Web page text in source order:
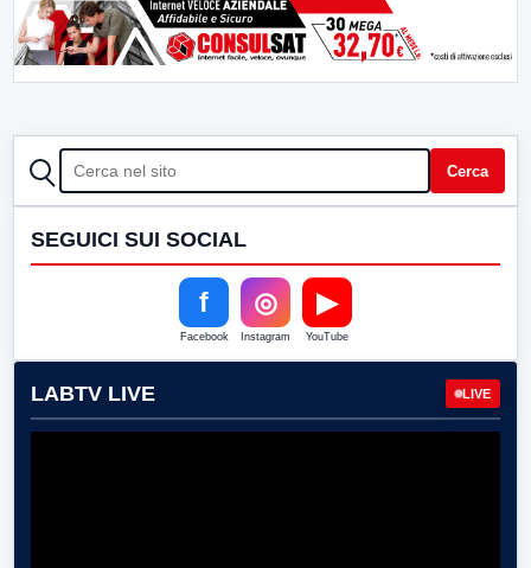
CERCA Cerca
SEGUICI SUI SOCIAL
f
Facebook
◎
Instagram
▶
YouTube
LABTV LIVE LIVE